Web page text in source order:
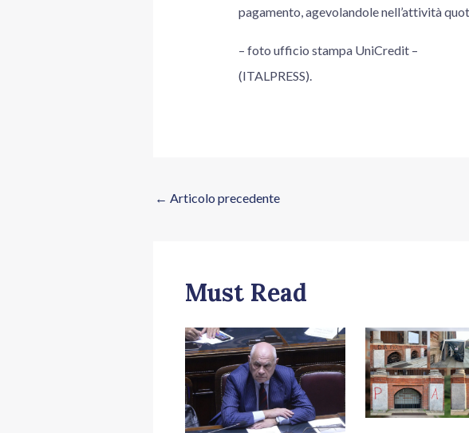
pagamento, agevolandole nell’attività
– foto ufficio stampa UniCredit –
(ITALPRESS).
← Articolo precedente
Must Read